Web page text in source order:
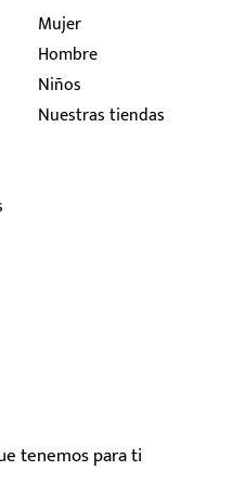
Mujer
Hombre
Niños
Nuestras tiendas
tenemos para ti